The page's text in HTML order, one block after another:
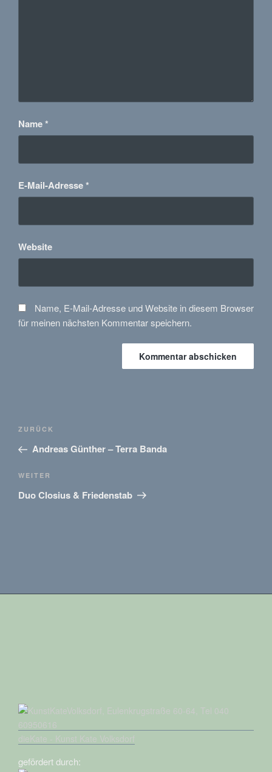
Name*
E-Mail-Adresse*
Website
Name, E-Mail-Adresse und Website in diesem Browser
für meinen nächsten Kommentar speichern.
Beitragsnavigation
Vorheriger
Beitrag
ZURÜCK
Andreas Günther – Terra Banda
Nächster
Beitrag
WEITER
Duo Closius & Friedenstab
gefördert durch: